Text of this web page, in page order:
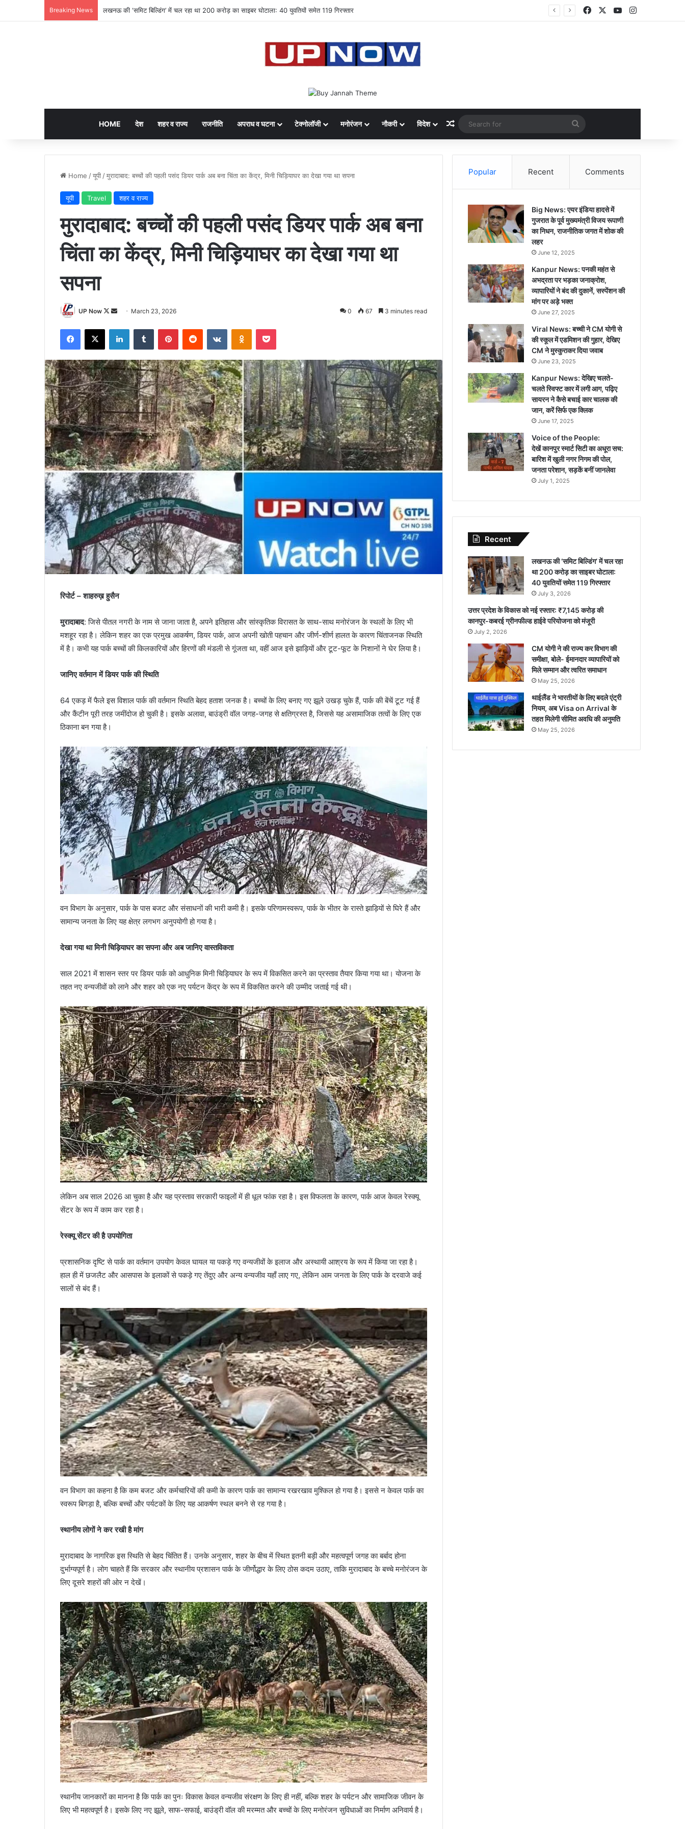
Breaking News उत्तर प्रदेश के विकास को नई रफ्तार: ₹7,145 करोड़ की कानपुर-कबरई ग्रीनफील्ड हाईवे परियोजना को मंजूरी FacebookYouTubeInstagram
HOME देश शहर व राज्य राजनीति अपराध व घटना टेक्नोलॉजी मनोरंजन नौकरी विदेश Random Article
for
Home /यूपी /मुरादाबाद: बच्चों की पहली पसंद डियर पार्क अब बना चिंता का केंद्र, मिनी चिड़ियाघर का देखा गया था सपना
यूपी Travel शहर व राज्य
मुरादाबाद: बच्चों की पहली पसंद डियर पार्क अब बना
चिंता का केंद्र, मिनी चिड़ियाघर का देखा गया था
सपना
UP Now
Follow
Send
email
March 23, 2026 0 67 3 minutes read
Facebook
X LinkedInTumblr PinterestReddit VKontakteOdnoklassniki
Pocket
रिपोर्ट – शाहरुख़ हुसैन
मुरादाबाद: जिसे पीतल नगरी के नाम से जाना जाता है, अपने इतिहास और सांस्कृतिक विरासत के साथ-साथ मनोरंजन के स्थलों के लिए भी
मशहूर रहा है। लेकिन शहर का एक प्रमुख आकर्षण, डियर पार्क, आज अपनी खोती पहचान और जीर्ण-शीर्ण हालत के कारण चिंताजनक स्थिति
में है। कभी यह पार्क बच्चों की किलकारियों और हिरणों की मंडली से गूंजता था, वहीं आज इसे झाड़ियों और टूट-फूट के निशानों ने घेर लिया है।
जानिए वर्तमान में डियर पार्क की स्थिति
64 एकड़ में फैले इस विशाल पार्क की वर्तमान स्थिति बेहद हताश जनक है। बच्चों के लिए बनाए गए झूले उखड़ चुके हैं, पार्क की बेंचें टूट गई हैं
और कैंटीन पूरी तरह जमींदोज हो चुकी है। इसके अलावा, बाउंड्री वॉल जगह-जगह से क्षतिग्रस्त है, जिससे यह असामाजिक तत्वों के लिए एक
ठिकाना बन गया है।
वन विभाग के अनुसार, पार्क के पास बजट और संसाधनों की भारी कमी है। इसके परिणामस्वरूप, पार्क के भीतर के रास्ते झाड़ियों से घिरे हैं और
सामान्य जनता के लिए यह क्षेत्र लगभग अनुपयोगी हो गया है।
देखा गया था मिनी चिड़ियाघर का सपना और अब जानिए वास्तविकता
साल 2021 में शासन स्तर पर डियर पार्क को आधुनिक मिनी चिड़ियाघर के रूप में विकसित करने का प्रस्ताव तैयार किया गया था। योजना के
तहत नए वन्यजीवों को लाने और शहर को एक नए पर्यटन केंद्र के रूप में विकसित करने की उम्मीद जताई गई थी।
लेकिन अब साल 2026 आ चुका है और यह प्रस्ताव सरकारी फाइलों में ही धूल फांक रहा है। इस विफलता के कारण, पार्क आज केवल रेस्क्यू
सेंटर के रूप में काम कर रहा है।
रेस्क्यू सेंटर की है उपयोगिता
प्रशासनिक दृष्टि से पार्क का वर्तमान उपयोग केवल घायल या पकड़े गए वन्यजीवों के इलाज और अस्थायी आश्रय के रूप में किया जा रहा है।
हाल ही में छजलैट और आसपास के इलाकों से पकड़े गए तेंदुए और अन्य वन्यजीव यहाँ लाए गए, लेकिन आम जनता के लिए पार्क के दरवाजे कई
सालों से बंद हैं।
वन विभाग का कहना है कि कम बजट और कर्मचारियों की कमी के कारण पार्क का सामान्य रखरखाव मुश्किल हो गया है। इससे न केवल पार्क का
स्वरूप बिगड़ा है, बल्कि बच्चों और पर्यटकों के लिए यह आकर्षण स्थल बनने से रह गया है।
स्थानीय लोगों ने कर रखी है मांग
मुरादाबाद के नागरिक इस स्थिति से बेहद चिंतित हैं। उनके अनुसार, शहर के बीच में स्थित इतनी बड़ी और महत्वपूर्ण जगह का बर्बाद होना
दुर्भाग्यपूर्ण है। लोग चाहते हैं कि सरकार और स्थानीय प्रशासन पार्क के जीर्णोद्धार के लिए ठोस कदम उठाए, ताकि मुरादाबाद के बच्चे मनोरंजन के
लिए दूसरे शहरों की ओर न देखें।
स्थानीय जानकारों का मानना है कि पार्क का पुनः विकास केवल वन्यजीव संरक्षण के लिए ही नहीं, बल्कि शहर के पर्यटन और सामाजिक जीवन के
लिए भी महत्वपूर्ण है। इसके लिए नए झूले, साफ-सफाई, बाउंड्री वॉल की मरम्मत और बच्चों के लिए मनोरंजन सुविधाओं का निर्माण अनिवार्य है।
Popular Recent Comments
Big News: एयर इंडिया हादसे में
गुजरात के पूर्व मुख्यमंत्री विजय रूपाणी
का निधन, राजनीतिक जगत में शोक की
लहर
June 12, 2025
Kanpur News: पनकी महंत से
अभद्रता पर भड़का जनाक्रोश,
व्यापारियों ने बंद की दुकानें, सस्पेंशन की
मांग पर अड़े भक्त
June 27, 2025
Viral News: बच्ची ने CM योगी से
की स्कूल में एडमिशन की गुहार, देखिए
CM ने मुस्कुराकर दिया जवाब
June 23, 2025
Kanpur News: देखिए चलते-
चलते स्विफ्ट कार में लगी आग, पढ़िए
सायरन ने कैसे बचाई कार चालक की
जान, करें सिर्फ एक क्लिक
June 17, 2025
Voice of the People:
देखें कानपुर स्मार्ट सिटी का अधूरा सच:
बारिश में खुली नगर निगम की पोल,
जनता परेशान, सड़कें बनीं जानलेवा
July 1, 2025
Recent
लखनऊ की ‘समिट बिल्डिंग’ में चल रहा
था 200 करोड़ का साइबर घोटाला:
40 युवतियों समेत 119 गिरफ्तार
July 3, 2026
उत्तर प्रदेश के विकास को नई रफ्तार: ₹7,145 करोड़ की
कानपुर-कबरई ग्रीनफील्ड हाईवे परियोजना को मंजूरी
July 2, 2026
CM योगी ने की राज्य कर विभाग की
समीक्षा, बोले- ईमानदार व्यापारियों को
मिले सम्मान और त्वरित समाधान
May 25, 2026
थाईलैंड ने भारतीयों के लिए बदले एंट्री
नियम, अब Visa on Arrival के
तहत मिलेगी सीमित अवधि की अनुमति
May 25, 2026